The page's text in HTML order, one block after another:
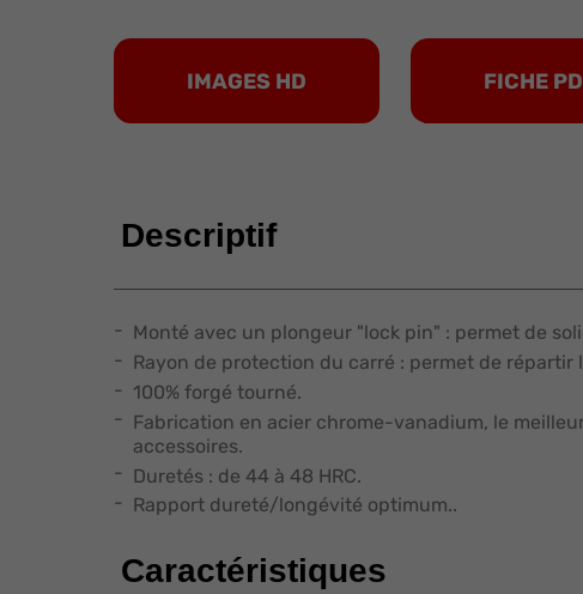
IMAGES HD FICHE
Descriptif
Monté avec un plongeur "lock pin" : permet de
Rayon de protection du carré : permet de
100% forgé tourné.
Fabrication en acier chrome-vanadium, le
accessoires.
Duretés : de 44 à 48 HRC.
Rapport dureté/longévité optimum..
Caractéristiques